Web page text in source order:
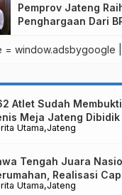
Pemprov Jateng
Penghargaan Dari
= window.adsbygoogle
Utama Jateng
Atlet Sudah
Meja Jateng
Nasional
Utama Jateng
Tengah Juara
Realisasi